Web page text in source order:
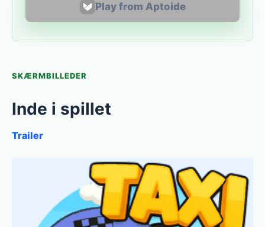
Play from Aptoide
SKÆRMBILLEDER
Inde i spillet
Trailer